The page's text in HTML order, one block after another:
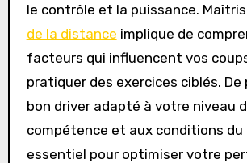
le contrôle et la puissance.
de la distance implique de
facteurs qui influencent vos
pratiquer des exercices ciblés. De
bon driver adapté à votre niveau
compétence et aux conditions du
essentiel pour optimiser votre